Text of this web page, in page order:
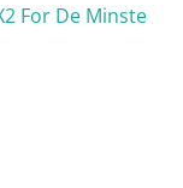
For De Minste